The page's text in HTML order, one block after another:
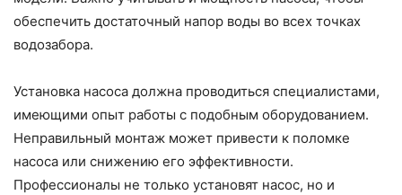
обеспечить достаточный напор воды во всех точках
водозабора.
Установка насоса должна проводиться специалистами,
имеющими опыт работы с подобным оборудованием.
Неправильный монтаж может привести к поломке
насоса или снижению его эффективности.
Профессионалы не только установят насос, но и